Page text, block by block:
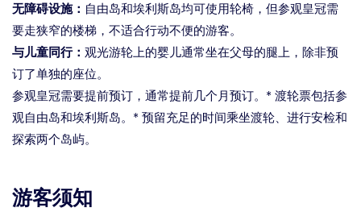
无障碍设施： 自由岛和埃利斯岛均可使用轮椅，但参观皇冠需
要走狭窄的楼梯，不适合行动不便的游客。
与儿童同行： 观光游轮上的婴儿通常坐在父母的腿上，除非预
订了单独的座位。
参观皇冠需要提前预订，通常提前几个月预订。* 渡轮票包括参
观自由岛和埃利斯岛。* 预留充足的时间乘坐渡轮、进行安检和
探索两个岛屿。
游客须知